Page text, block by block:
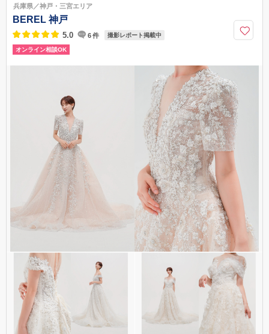
兵庫県／神戸・三宮エリア
BEREL 神戸
5.0 6件 撮影レポート掲載中
オンライン相談OK